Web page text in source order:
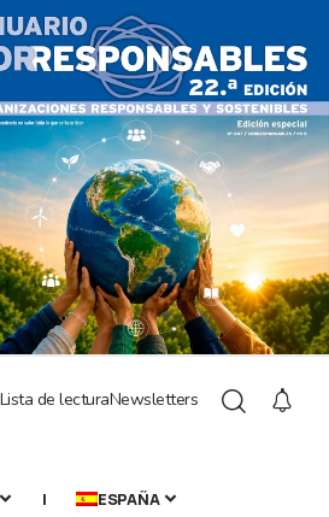
Lista de lecturaNewsletters
| ESPAÑA